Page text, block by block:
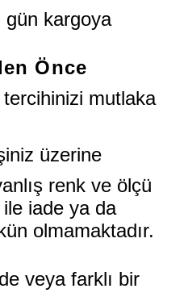
gün kargoya
Önce
mutlaka
üzerine
renk ve ölçü
iade ya da
olmamaktadır.
veya farklı bir